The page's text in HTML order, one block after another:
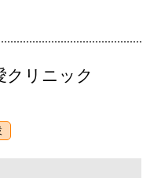
リニック